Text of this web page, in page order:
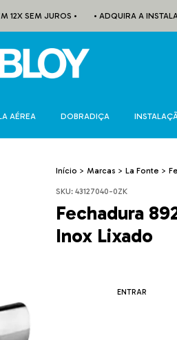
SEM JUROS • • ADQUIRA A
AÉREA DOBRADIÇA
Início > Marcas > La Fonte >
SKU: 43127040-0ZK
Fechadura
Inox Lixado
ENTRAR